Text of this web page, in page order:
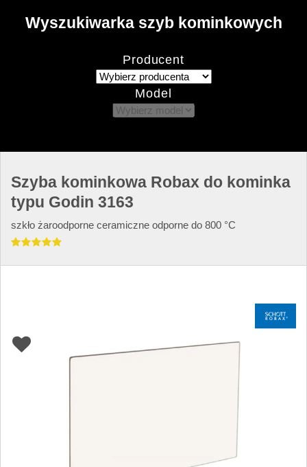
Wyszukiwarka szyb kominkowych
Producent
Model
Szyba kominkowa Robax do kominka
typu Godin 3163
szkło żaroodporne ceramiczne odporne do 800 °C